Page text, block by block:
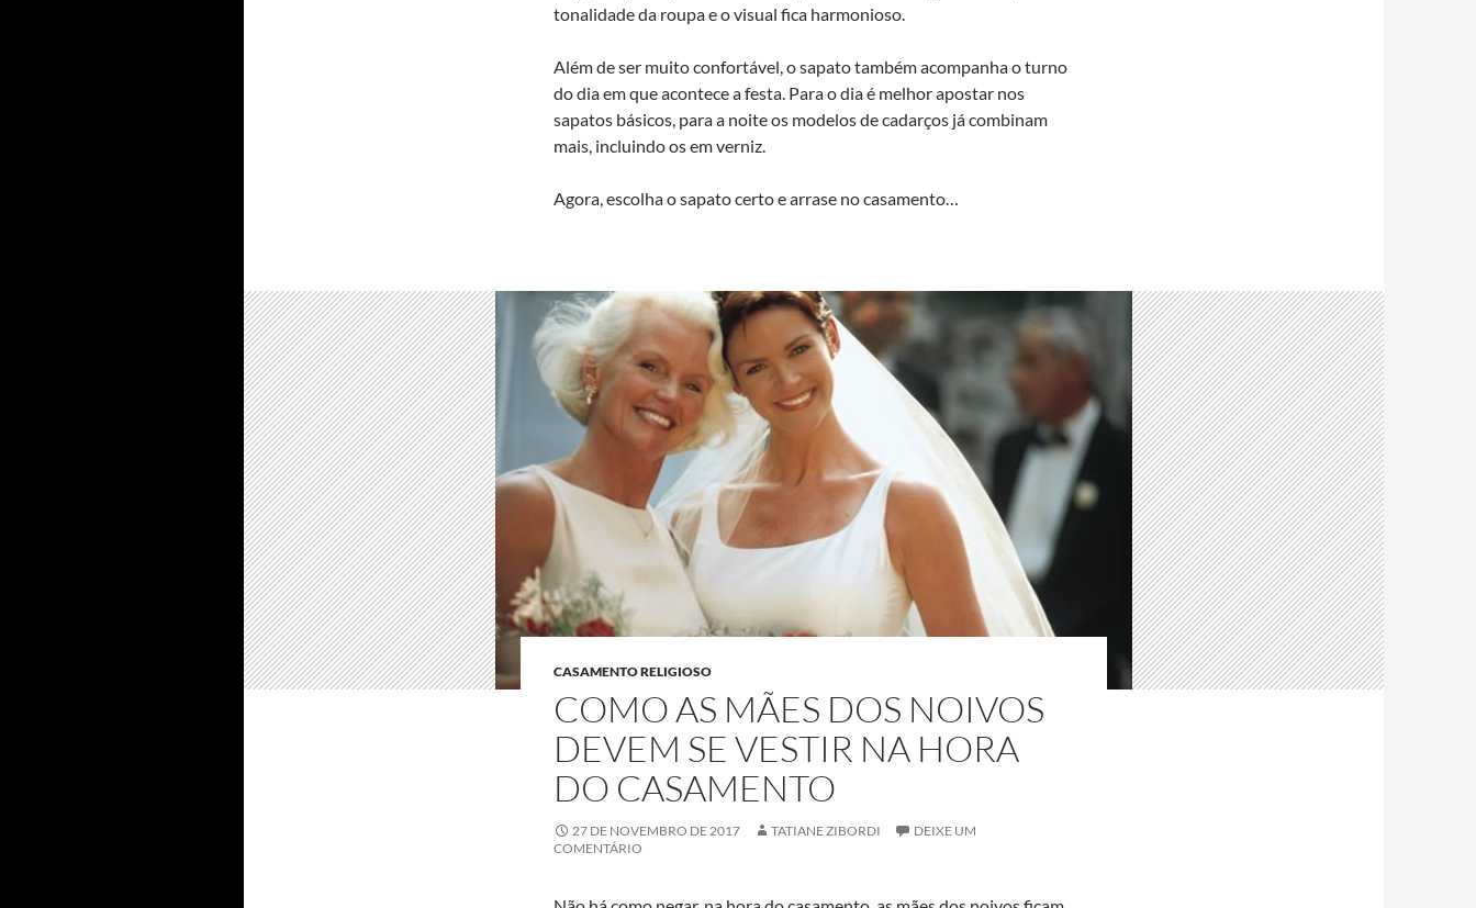
tonalidade da roupa e o visual fica harmonioso.
Além de ser muito confortável, o sapato também acompanha o turno
do dia em que acontece a festa. Para o dia é melhor apostar nos
sapatos básicos, para a noite os modelos de cadarços já combinam
mais, incluindo os em verniz.
Agora, escolha o sapato certo e arrase no casamento…
CASAMENTO RELIGIOSO
COMO AS MÃES DOS NOIVOS
DEVEM SE VESTIR NA HORA
DO CASAMENTO
27 DE NOVEMBRO DE 2017 TATIANE ZIBORDI
DEIXE UM
COMENTÁRIO